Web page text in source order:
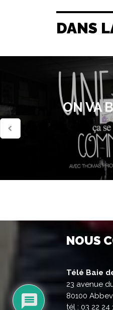
DANS
ON VA
NOUS
Télé Baie
23 avenue
80100
tél : 03 22 24